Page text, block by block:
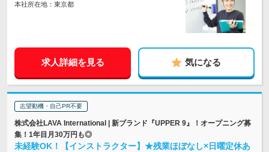
本社所在地：東京都
求人詳細を見る 気になる
志望動機・自己PR不要
株式会社LAVA International | 新ブランド『UPPER 9』！オープニング募
集！1年目月30万円も◎
未経験OK！【インストラクター】★残業ほぼなし×日曜定休あ